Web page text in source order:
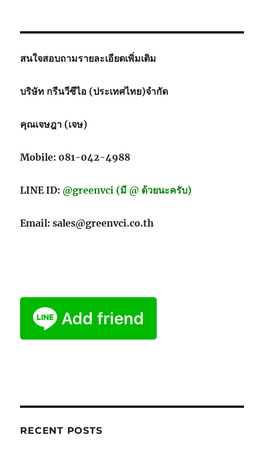
สนใจสอบถามรายละเอียดเพิ่มเติม
บริษัท กรีนวีซีไอ (ประเทศไทย)จำกัด
คุณเจษฎา (เจษ)
Mobile: 081-042-4988
LINE ID: @greenvci (มี @ ด้วยนะครับ)
Email: sales@greenvci.co.th
RECENT POSTS